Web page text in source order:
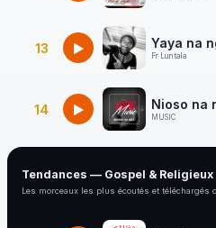
13 Yaya na
Fr Luntala
14 Nioso na
MUSIC
Tendances — Gospel & Religieux
Les morceaux les plus écoutés et téléchargés